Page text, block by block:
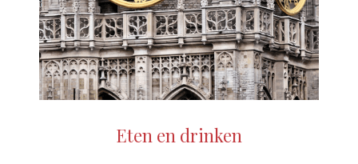
Eten en drinken